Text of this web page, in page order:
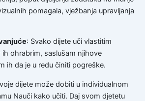
pomagala, vježbanja upravljanja
: Svako dijete uči vlastitim
ohrabrim, saslušam njihove
ih da je u redu činiti pogreške.
dijete može dobiti u individualnom
Nauči kako učiti. Daj svom djetetu